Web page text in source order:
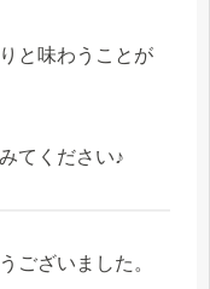
と味わうことが
てください♪
ございました。